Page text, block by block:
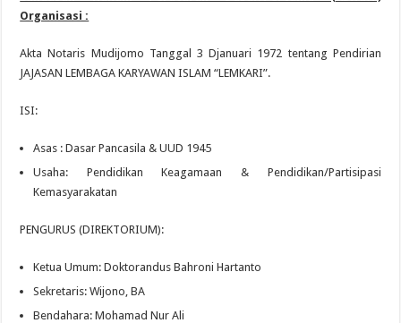
Organisasi :
Akta Notaris Mudijomo Tanggal 3 Djanuari 1972 tentang Pendirian
JAJASAN LEMBAGA KARYAWAN ISLAM “LEMKARI”.
ISI:
Asas : Dasar Pancasila & UUD 1945
Usaha: Pendidikan Keagamaan & Pendidikan/Partisipasi
Kemasyarakatan
PENGURUS (DIREKTORIUM):
Ketua Umum: Doktorandus Bahroni Hartanto
Sekretaris: Wijono, BA
Bendahara: Mohamad Nur Ali